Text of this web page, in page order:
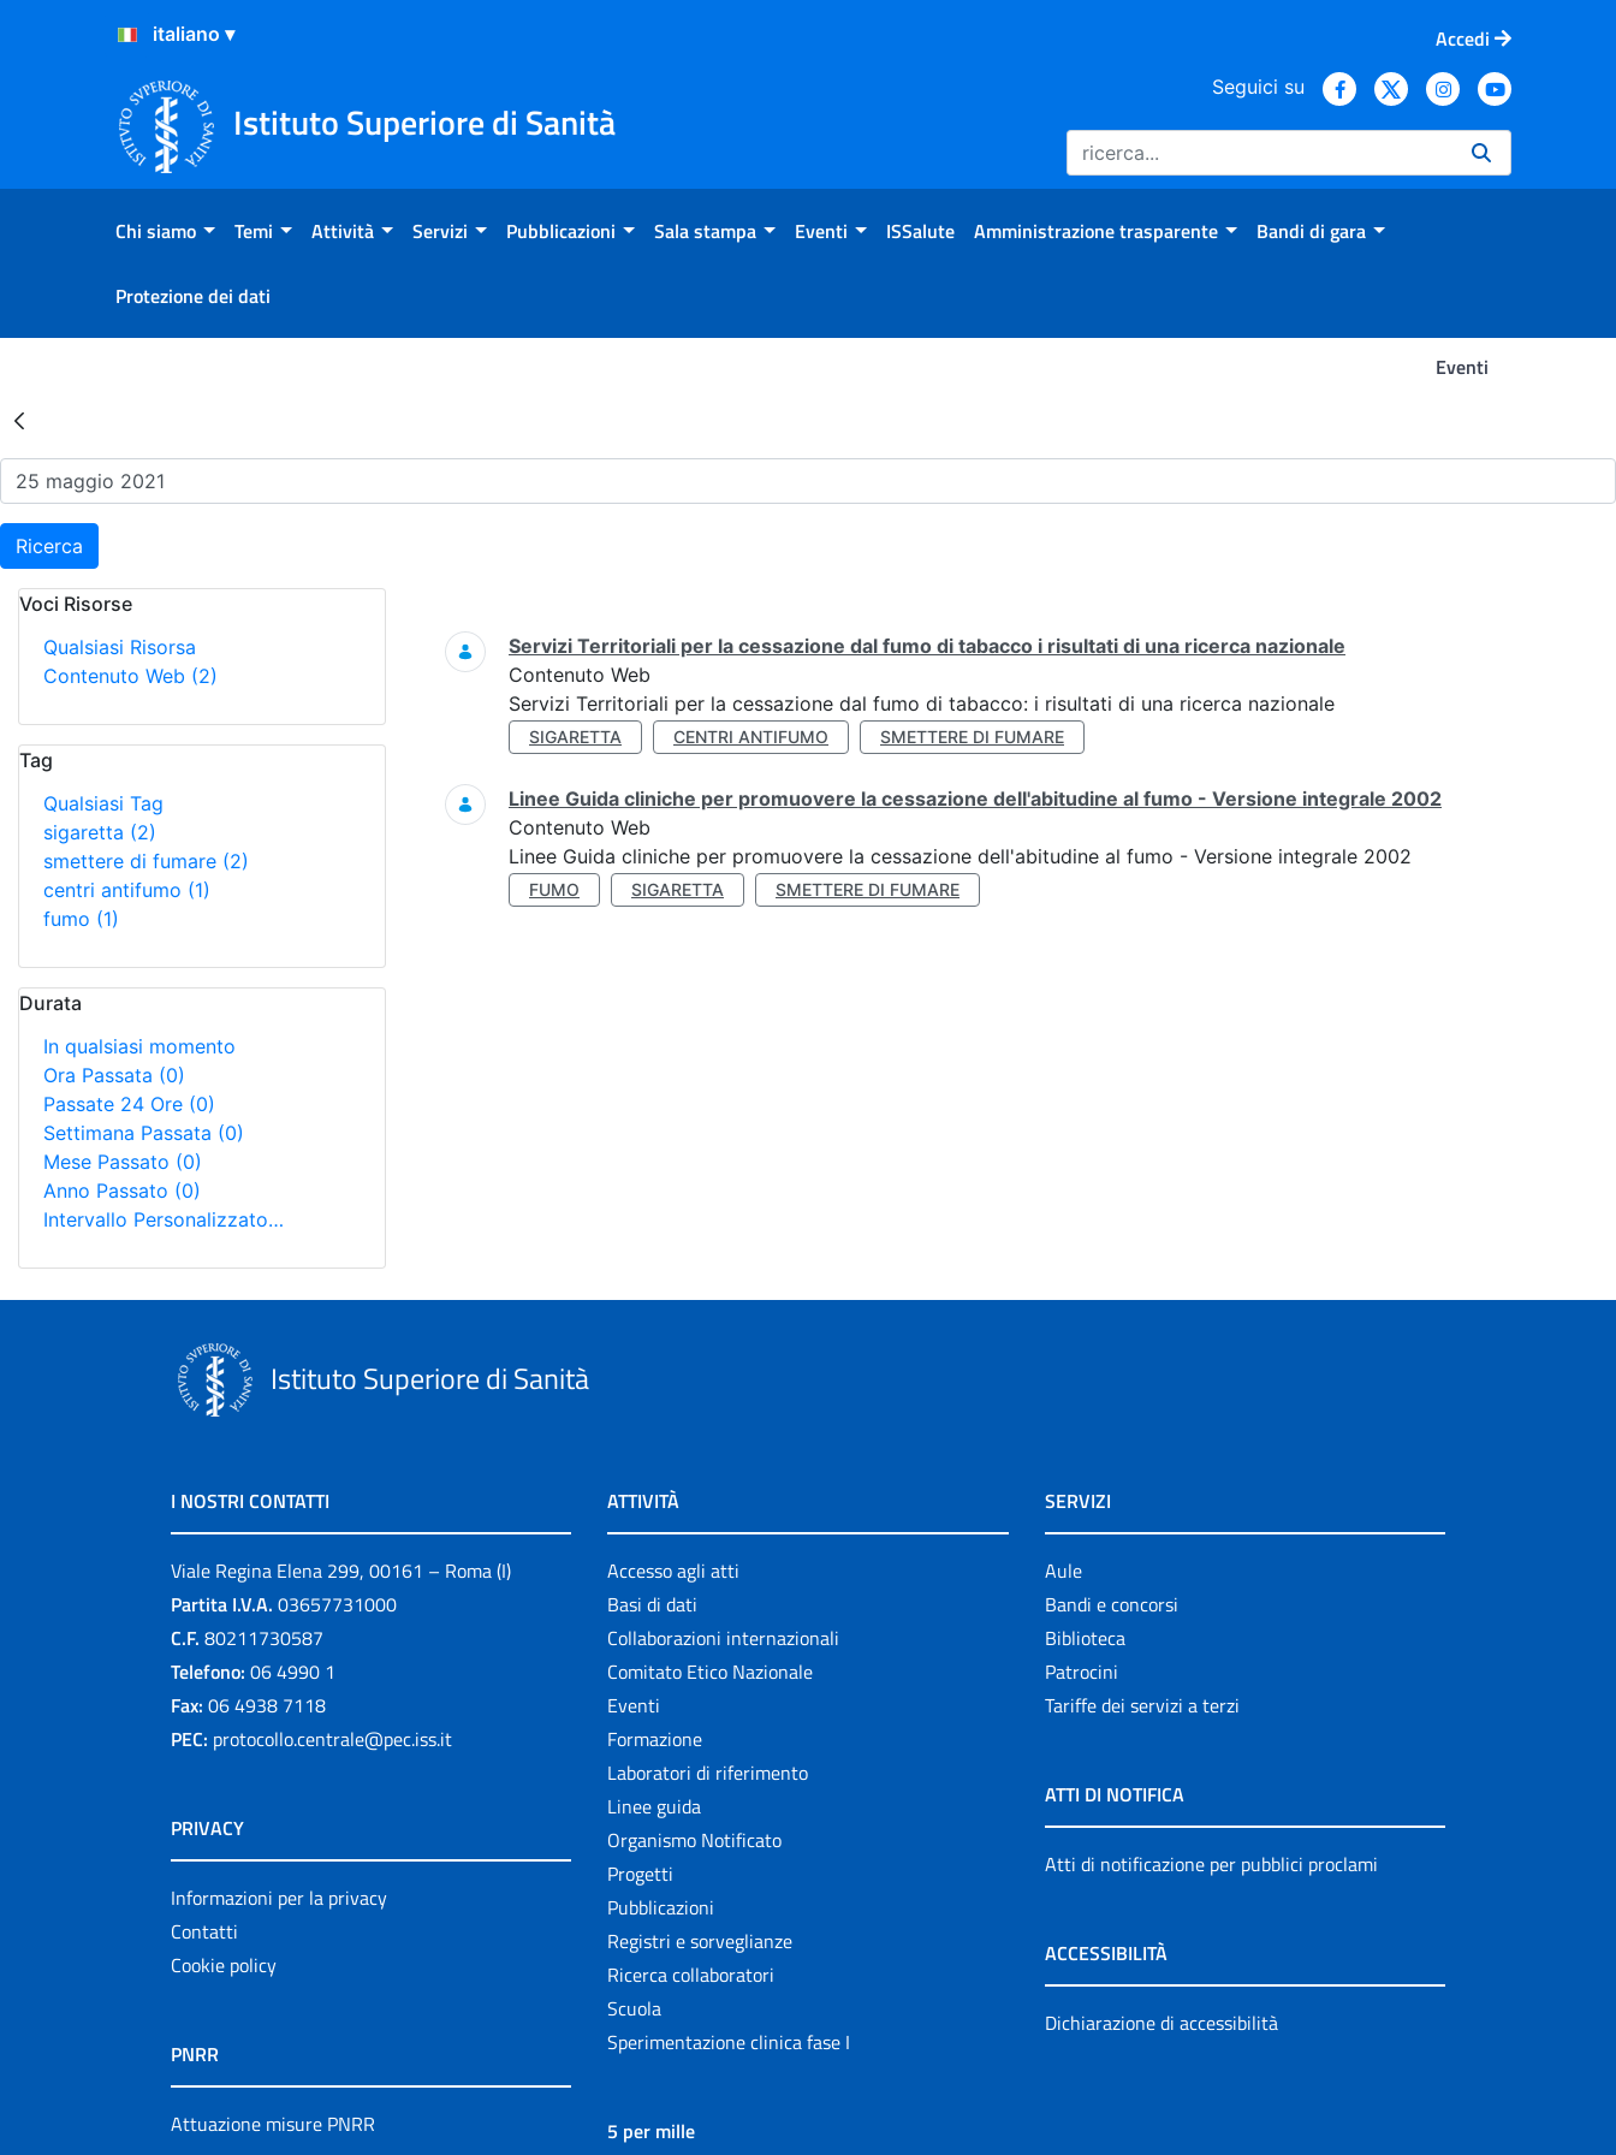
Salta al Contenuto
Salta al Footer
Accedi
Istituto Superiore di Sanità
Seguici su
Chi siamo Temi Attività Servizi Pubblicazioni Sala stampa Eventi ISSalute Amministrazione trasparente Bandi di gara
Protezione dei dati
Eventi
Risultati della Ricerca - Eventi
Ricerca
Voci Risorse
Qualsiasi Risorsa
Contenuto Web (2)
Tag
Qualsiasi Tag
sigaretta (2)
smettere di fumare (2)
centri antifumo (1)
fumo (1)
Durata
In qualsiasi momento
Ora Passata (0)
Passate 24 Ore (0)
Settimana Passata (0)
Mese Passato (0)
Anno Passato (0)
Intervallo Personalizzato…
Ricerca
Servizi Territoriali per la cessazione dal fumo di tabacco i risultati di una ricerca nazionale
Contenuto Web
Servizi Territoriali per la cessazione dal fumo di tabacco: i risultati di una ricerca nazionale
SIGARETTA CENTRI ANTIFUMO SMETTERE DI FUMARE
Linee Guida cliniche per promuovere la cessazione dell'abitudine al fumo - Versione integrale 2002
Contenuto Web
Linee Guida cliniche per promuovere la cessazione dell'abitudine al fumo - Versione integrale 2002
FUMO SIGARETTA SMETTERE DI FUMARE
Istituto Superiore di Sanità
I NOSTRI CONTATTI
Viale Regina Elena 299, 00161 – Roma (I)
Partita I.V.A. 03657731000
C.F. 80211730587
Telefono: 06 4990 1
Fax: 06 4938 7118
PEC: protocollo.centrale@pec.iss.it
PRIVACY
Informazioni per la privacy
Contatti
Cookie policy
PNRR
Attuazione misure PNRR
ATTIVITÀ
Accesso agli atti
Basi di dati
Collaborazioni internazionali
Comitato Etico Nazionale
Eventi
Formazione
Laboratori di riferimento
Linee guida
Organismo Notificato
Progetti
Pubblicazioni
Registri e sorveglianze
Ricerca collaboratori
Scuola
Sperimentazione clinica fase I
5 per mille
SERVIZI
Aule
Bandi e concorsi
Biblioteca
Patrocini
Tariffe dei servizi a terzi
ATTI DI NOTIFICA
Atti di notificazione per pubblici proclami
ACCESSIBILITÀ
Dichiarazione di accessibilità